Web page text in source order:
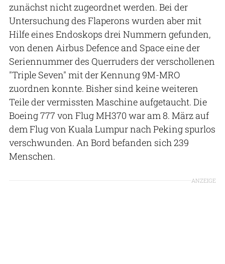
zunächst nicht zugeordnet werden. Bei der
Untersuchung des Flaperons wurden aber mit
Hilfe eines Endoskops drei Nummern gefunden,
von denen Airbus Defence and Space eine der
Seriennummer des Querruders der verschollenen
"Triple Seven" mit der Kennung 9M-MRO
zuordnen konnte. Bisher sind keine weiteren
Teile der vermissten Maschine aufgetaucht. Die
Boeing 777 von Flug MH370 war am 8. März auf
dem Flug von Kuala Lumpur nach Peking spurlos
verschwunden. An Bord befanden sich 239
Menschen.
ANZEIGE